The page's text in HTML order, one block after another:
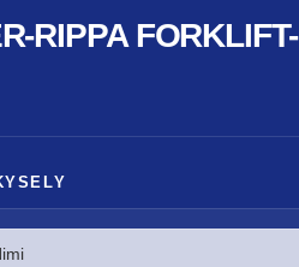
RIPPA FORKLIFT-